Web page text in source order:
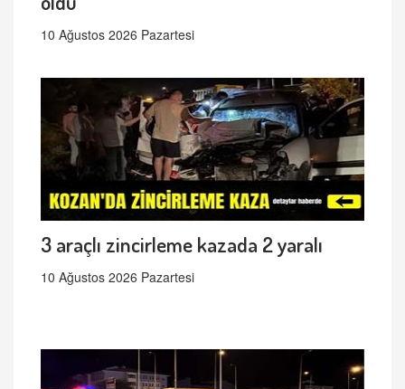
10 Ağustos 2026 Pazartesi
3 araçlı zincirleme kazada 2 yaralı
10 Ağustos 2026 Pazartesi